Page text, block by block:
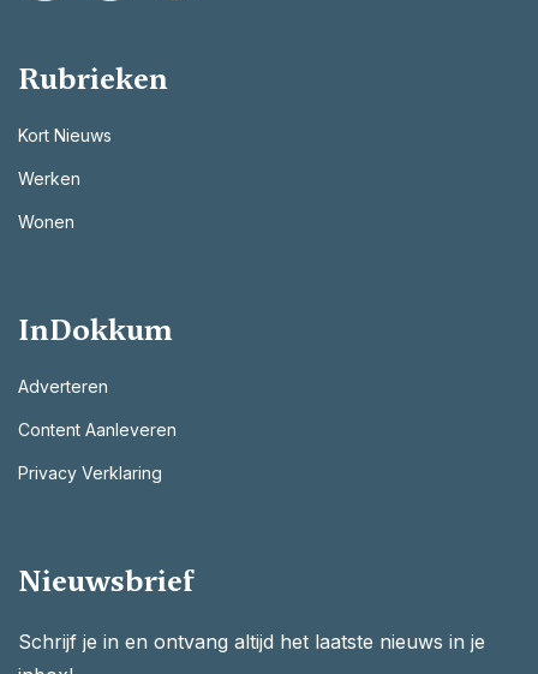
Rubrieken
Kort Nieuws
Werken
Wonen
InDokkum
Adverteren
Content Aanleveren
Privacy Verklaring
Nieuwsbrief
Schrijf je in en ontvang altijd het laatste nieuws in je